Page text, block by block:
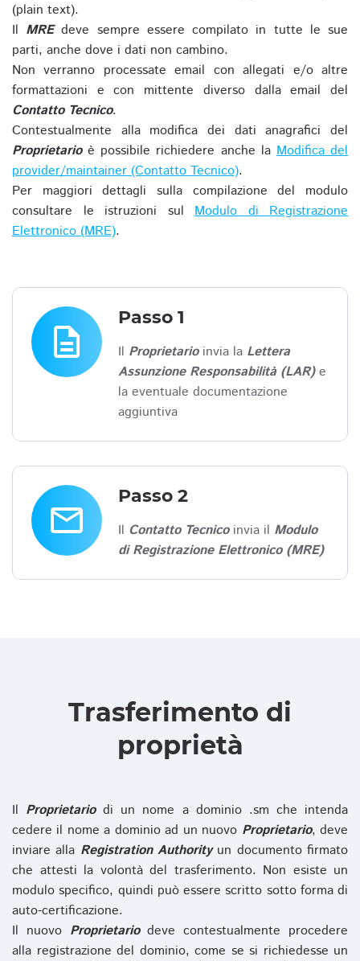
(plain text).
Il MREdeve sempre essere compilato in tutte le sue
parti, anche dove i dati non cambino.
Non verranno processate email con allegati e/o altre
formattazioni e con mittente diverso dalla email del
Contatto Tecnico.
Contestualmente alla modifica dei dati anagrafici del
Proprietarioè possibile richiedere anche laModifica del
provider/maintainer (Contatto Tecnico).
Per maggiori dettagli sulla compilazione del modulo
consultare le istruzioni sul Modulo di Registrazione
Elettronico (MRE).
description
Passo 1
Il Proprietarioinvia la Lettera
Assunzione Responsabilità (LAR)e
la eventuale documentazione
aggiuntiva
email
Passo 2
Il Contatto Tecnicoinvia il Modulo
di Registrazione Elettronico (MRE)
Trasferimento di
proprietà
Il Proprietariodi un nome a dominio .sm che intenda
cedere il nome a dominio ad un nuovo Proprietario, deve
inviare alla Registration Authorityun documento firmato
che attesti la volontà del trasferimento. Non esiste un
modulo specifico, quindi può essere scritto sotto forma di
auto-certificazione.
Il nuovo Proprietariodeve contestualmente procedere
alla registrazione del dominio, come se si richiedesse un